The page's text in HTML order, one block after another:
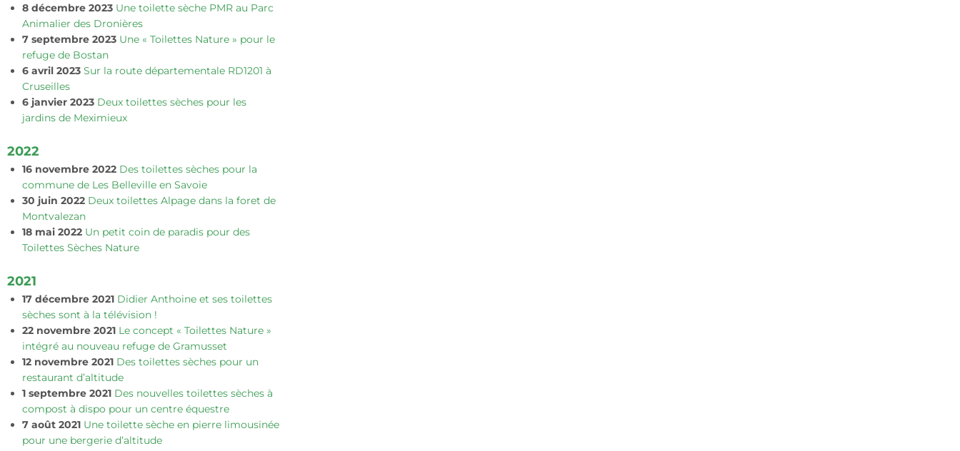
8 décembre 2023 Une toilette sèche PMR au Parc
Animalier des Dronières
7 septembre 2023 Une « Toilettes Nature » pour le
refuge de Bostan
6 avril 2023 Sur la route départementale RD1201 à
Cruseilles
6 janvier 2023 Deux toilettes sèches pour les
jardins de Meximieux
2022
16 novembre 2022 Des toilettes sèches pour la
commune de Les Belleville en Savoie
30 juin 2022 Deux toilettes Alpage dans la foret de
Montvalezan
18 mai 2022 Un petit coin de paradis pour des
Toilettes Sèches Nature
2021
17 décembre 2021 Didier Anthoine et ses toilettes
sèches sont à la télévision !
22 novembre 2021 Le concept « Toilettes Nature »
intégré au nouveau refuge de Gramusset
12 novembre 2021 Des toilettes sèches pour un
restaurant d’altitude
1 septembre 2021 Des nouvelles toilettes sèches à
compost à dispo pour un centre équestre
7 août 2021 Une toilette sèche en pierre limousinée
pour une bergerie d’altitude